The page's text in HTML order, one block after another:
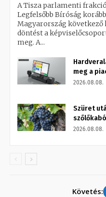
A Tisza parlamenti
Legfelsőbb Bíróság
Magyarország következő
döntést a
meg. A...
meg a
2026.08.08.
Szüret
2026.08.08.
Követés: